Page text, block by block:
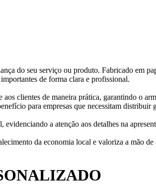
do seu serviço ou produto. Fabricado em
de forma clara e profissional.
clientes de maneira prática, garantindo o
para empresas que necessitam distribuir
a atenção aos detalhes na
da economia local e valoriza a mão